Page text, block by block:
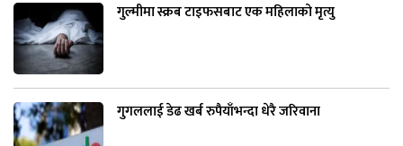
गुल्मीमा स्क्रब टाइफसबाट एक महिलाको मृत्यु
गुगललाई डेढ खर्ब रुपैयाँभन्दा धेरै जरिवाना